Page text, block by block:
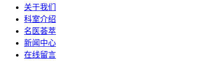
关于我们
科室介绍
名医荟萃
新闻中心
在线留言